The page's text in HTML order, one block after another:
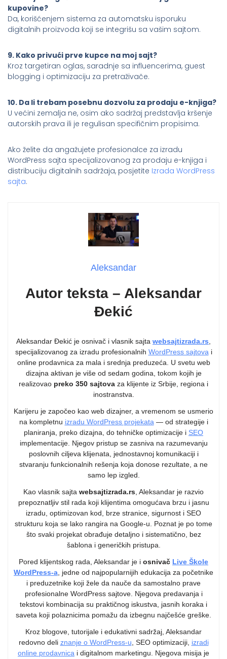
kupovine?
Da, korišćenjem sistema za automatsku isporuku
digitalnih proizvoda koji se integrišu sa vašim sajtom.
9. Kako privući prve kupce na moj sajt?
Kroz targetiran oglas, saradnje sa influencerima, guest
blogging i optimizaciju za pretraživače.
10. Da li trebam posebnu dozvolu za prodaju e-knjiga?
U većini zemalja ne, osim ako sadržaj predstavlja kršenje
autorskih prava ili je regulisan specifičnim propisima.
Ako želite da angažujete profesionalce za izradu
WordPress sajta specijalizovanog za prodaju e-knjiga i
distribuciju digitalnih sadržaja, posjetite Izrada WordPress
sajta.
Aleksandar
Autor teksta – Aleksandar
Đekić
Aleksandar Đekić je osnivač i vlasnik sajta websajtizrada.rs,
specijalizovanog za izradu profesionalnih WordPress sajtovai
online prodavnica za mala i srednja preduzeća. U svetu web
dizajna aktivan je više od sedam godina, tokom kojih je
realizovao preko 350 sajtova za klijente iz Srbije, regiona i
inostranstva.
Karijeru je započeo kao web dizajner, a vremenom se usmerio
na kompletnu izradu WordPress projekata— od strategije i
planiranja, preko dizajna, do tehničke optimizacije i SEO
implementacije. Njegov pristup se zasniva na razumevanju
poslovnih ciljeva klijenata, jednostavnoj komunikaciji i
stvaranju funkcionalnih rešenja koja donose rezultate, a ne
samo lep izgled.
Kao vlasnik sajta websajtizrada.rs, Aleksandar je razvio
prepoznatljiv stil rada koji klijentima omogućava brzu i jasnu
izradu, optimizovan kod, brze stranice, sigurnost i SEO
strukturu koja se lako rangira na Google-u. Poznat je po tome
što svaki projekat obrađuje detaljno i sistematično, bez
šablona i generičkih pristupa.
Pored klijentskog rada, Aleksandar je i osnivač Live Škole
WordPress-a, jedne od najpopularnijih edukacija za početnike
i preduzetnike koji žele da nauče da samostalno prave
profesionalne WordPress sajtove. Njegova predavanja i
tekstovi kombinacija su praktičnog iskustva, jasnih koraka i
saveta koji polaznicima pomažu da izbegnu najčešće greške.
Kroz blogove, tutorijale i edukativni sadržaj, Aleksandar
redovno deli znanje o WordPress-u, SEO optimizaciji, izradi
online prodavnica i digitalnom marketingu. Njegova misija je